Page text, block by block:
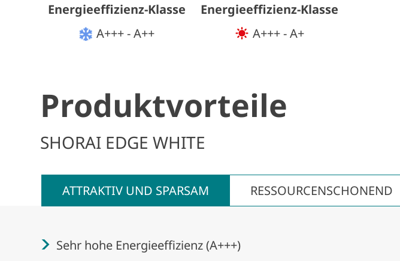
Energieeffizienz-Klasse
A+++ - A++
Energieeffizienz-Klasse
A+++ - A+
Produktvorteile
SHORAI EDGE WHITE
ATTRAKTIV UND SPARSAM RESSOURCEN­SCHONEND
Sehr hohe Energieeffizienz (A+++)